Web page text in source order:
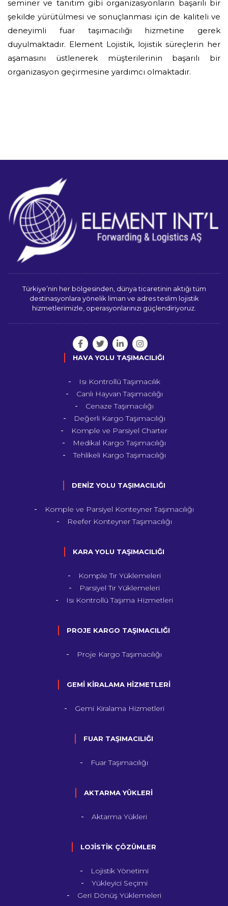
seminer ve tanıtım gibi organizasyonların başarılı bir
şekilde yürütülmesi ve sonuçlanması için de kaliteli ve
deneyimli fuar taşımacılığı hizmetine gerek
duyulmaktadır. Element Lojistik, lojistik süreçlerin her
aşamasını üstlenerek müşterilerinin başarılı bir
organizasyon geçirmesine yardımcı olmaktadır.
Türkiye’nin her bölgesinden, dünya ticaretinin aktığı tüm
destinasyonlara yönelik liman ve adres teslim lojistik
hizmetlerimizle, operasyonlarınızı güçlendiriyoruz.
HAVA YOLU TAŞIMACILIĞI
Isı Kontrollü Taşımacılık
Canlı Hayvan Taşımacılığı
Cenaze Taşımacılığı
Değerli Kargo Taşımacılığı
Komple ve Parsiyel Charter
Medikal Kargo Taşımacılığı
Tehlikeli Kargo Taşımacılığı
DENİZ YOLU TAŞIMACILIĞI
Komple ve Parsiyel Konteyner Taşımacılığı
Reefer Konteyner Taşımacılığı
KARA YOLU TAŞIMACILIĞI
Komple Tır Yüklemeleri
Parsiyel Tır Yüklemeleri
Isı Kontrollü Taşıma Hizmetleri
PROJE KARGO TAŞIMACILIĞI
Proje Kargo Taşımacılığı
GEMİ KİRALAMA HİZMETLERİ
Gemi Kiralama Hizmetleri
FUAR TAŞIMACILIĞI
Fuar Taşımacılığı
AKTARMA YÜKLERİ
Aktarma Yükleri
LOJİSTİK ÇÖZÜMLER
Lojistik Yönetimi
Yükleyici Seçimi
Geri Dönüş Yüklemeleri